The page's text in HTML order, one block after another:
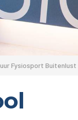
Fysiosport Buitenlust